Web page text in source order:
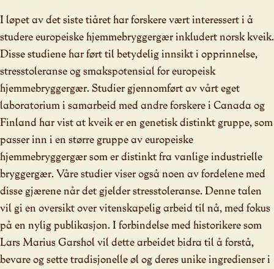
I løpet av det siste tiåret har forskere vært interessert i å
studere europeiske hjemmebryggergær inkludert norsk kveik.
Disse studiene har ført til betydelig innsikt i opprinnelse,
stresstoleranse og smakspotensial for europeisk
hjemmebryggergær. Studier gjennomført av vårt eget
laboratorium i samarbeid med andre forskere i Canada og
Finland har vist at kveik er en genetisk distinkt gruppe, som
passer inn i en større gruppe av europeiske
hjemmebryggergær som er distinkt fra vanlige industrielle
bryggergær. Våre studier viser også noen av fordelene med
disse gjærene når det gjelder stresstoleranse. Denne talen
vil gi en oversikt over vitenskapelig arbeid til nå, med fokus
på en nylig publikasjon. I forbindelse med historikere som
Lars Marius Garshol vil dette arbeidet bidra til å forstå,
bevare og sette tradisjonelle øl og deres unike ingredienser i